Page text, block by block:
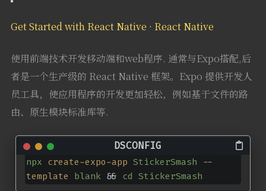
Get Started with React Native · React Native
使用前端技术开发移动端和web程序. 通常与Expo搭配,后
者是一个生产级的 React Native 框架。Expo 提供开发人
员工具，使应用程序的开发更加轻松，例如基于文件的路
由、原生模块标准库等.
npx create-expo-app StickerSmash --
template blank && cd StickerSmash